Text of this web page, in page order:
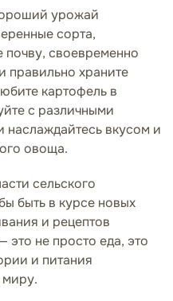
урожай
сорта,
почву, своевременно
правильно храните
картофель в
с различными
наслаждайтесь вкусом и
овоща.
сельского
быть в курсе новых
и рецептов
это не просто еда, это
и питания